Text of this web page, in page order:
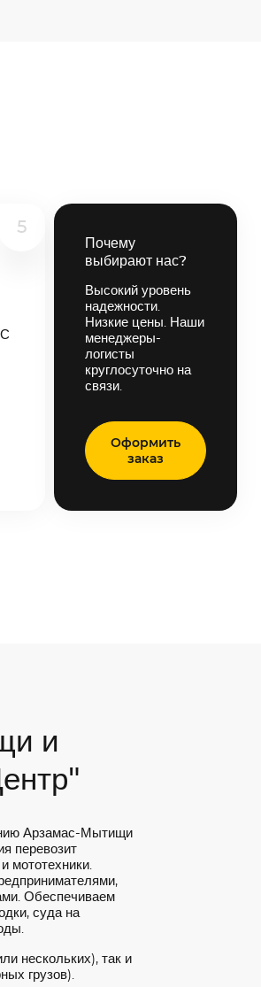
5
Почему
выбирают нас?
Высокий уровень
надежности.
Низкие цены. Наши
менеджеры-
логисты
круглосуточно на
связи.
Оформить
заказ
и
Арзамас-Мытищи
перевозит
мототехники.
Обеспечиваем
суда на
нескольких), так и
грузов).